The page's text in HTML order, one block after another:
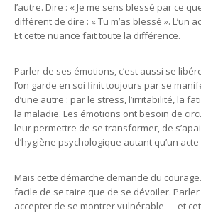
l’autre. Dire : « Je me sens blessé par ce
différent de dire : « Tu m’as blessé ». L’un
Et cette nuance fait toute la différence.
Parler de ses émotions, c’est aussi se
l’on garde en soi finit toujours par se
d’une autre : par le stress, l’irritabilité, la
la maladie. Les émotions ont besoin de
leur permettre de se transformer, de
d’hygiène psychologique autant qu’un
Mais cette démarche demande du
facile de se taire que de se dévoiler. Parler
accepter de se montrer vulnérable — et